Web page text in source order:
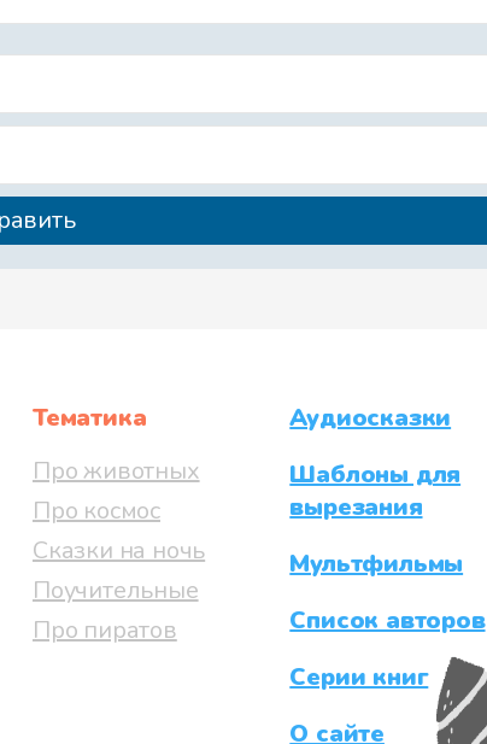
Тематика
Про животных
Про космос
Сказки на ночь
Поучительные
Про пиратов
Аудиосказки
Шаблоны для
вырезания
Мультфильмы
Список авторов
Серии книг
О сайте